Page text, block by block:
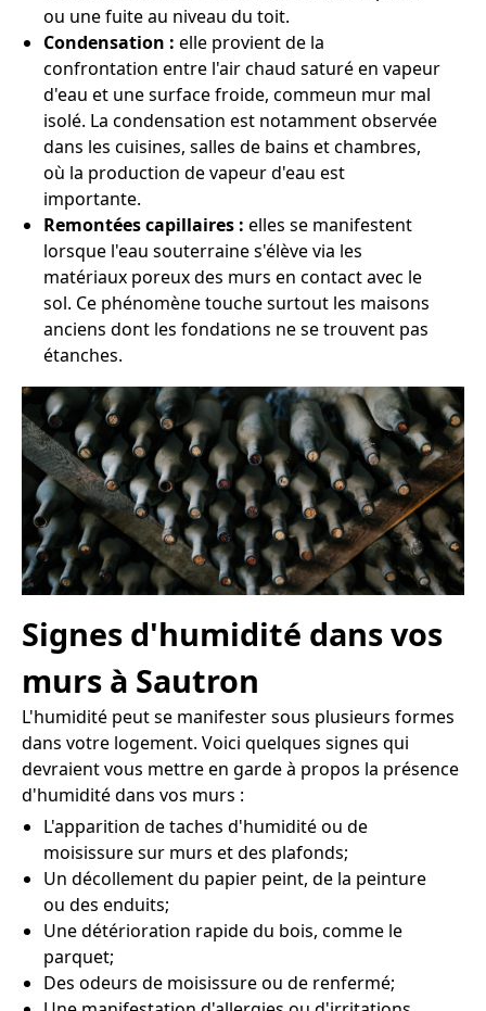
ou une fuite au niveau du toit.
Condensation : elle provient de la
confrontation entre l'air chaud saturé en vapeur
d'eau et une surface froide, commeun mur mal
isolé. La condensation est notamment observée
dans les cuisines, salles de bains et chambres,
où la production de vapeur d'eau est
importante.
Remontées capillaires : elles se manifestent
lorsque l'eau souterraine s'élève via les
matériaux poreux des murs en contact avec le
sol. Ce phénomène touche surtout les maisons
anciens dont les fondations ne se trouvent pas
étanches.
Signes d'humidité dans vos
murs à Sautron
L'humidité peut se manifester sous plusieurs formes
dans votre logement. Voici quelques signes qui
devraient vous mettre en garde à propos la présence
d'humidité dans vos murs :
L'apparition de taches d'humidité ou de
moisissure sur murs et des plafonds;
Un décollement du papier peint, de la peinture
ou des enduits;
Une détérioration rapide du bois, comme le
parquet;
Des odeurs de moisissure ou de renfermé;